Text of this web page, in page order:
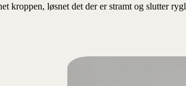
kroppen, løsnet det der er stramt og slutter